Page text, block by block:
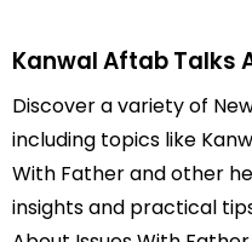
Kanwal Aftab Talks
Discover a variety of
including topics like
With Father and other
insights and practical